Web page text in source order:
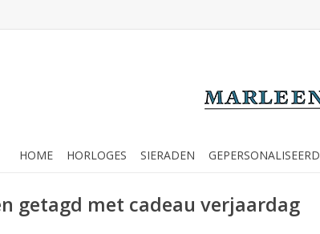
HOME HORLOGES SIERADEN GEPERSONALISEERD
getagd met cadeau verjaardag